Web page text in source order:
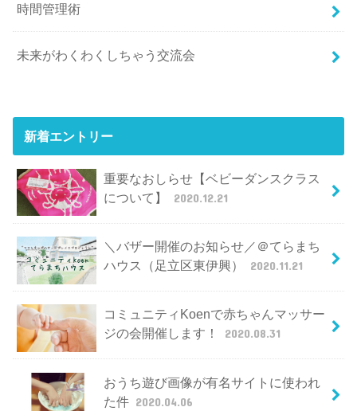
時間管理術
未来がわくわくしちゃう交流会
新着エントリー
重要なおしらせ【ベビーダンスクラス
について】
2020.12.21
＼バザー開催のお知らせ／＠てらまち
ハウス（足立区東伊興）
2020.11.21
コミュニティKoenで赤ちゃんマッサー
ジの会開催します！
2020.08.31
おうち遊び画像が有名サイトに使われ
た件 2020.04.06